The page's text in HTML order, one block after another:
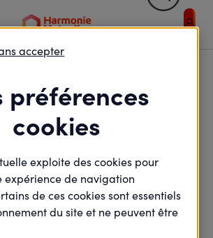

préférences
cookies
exploite des cookies pour
expérience de navigation
de ces cookies sont essentiels
du site et ne peuvent être
accepter